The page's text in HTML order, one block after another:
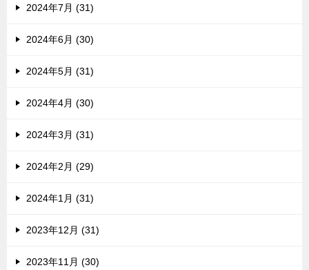
2024年7月 (31)
2024年6月 (30)
2024年5月 (31)
2024年4月 (30)
2024年3月 (31)
2024年2月 (29)
2024年1月 (31)
2023年12月 (31)
2023年11月 (30)